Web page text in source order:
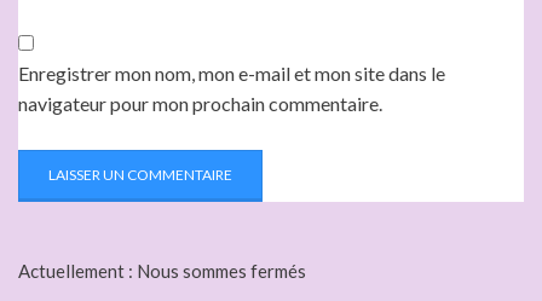
Enregistrer mon nom, mon e-mail et mon site dans le
navigateur pour mon prochain commentaire.
Actuellement : Nous sommes fermés